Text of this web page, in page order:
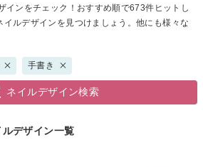
インをチェック！おすすめ順で673件ヒットし
ルデザインを見つけましょう。他にも様々な
手書き
ネイルデザイン検索
デザイン一覧